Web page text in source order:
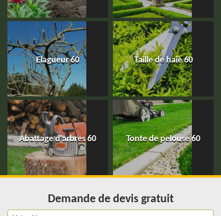
Elagueur 60 Taille de haie 60
Abattage d'arbres 60 Tonte de pelouse 60
Demande de devis gratuit